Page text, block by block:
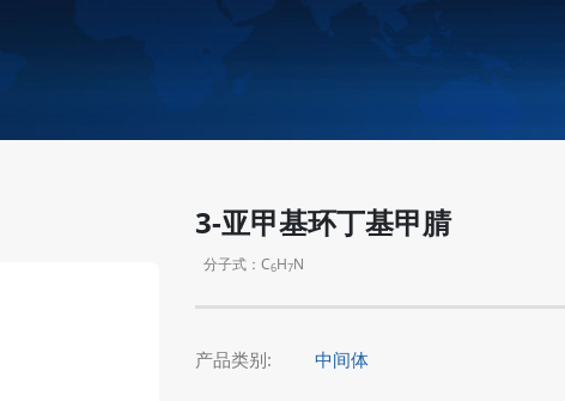
3-亚甲基环丁基甲腈
分子式：C6H7N
产品类别: 中间体